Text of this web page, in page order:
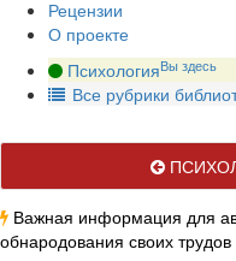
Рецензии
О проекте
ПсихологияВы здесь
Все рубрики
Важная информация для
обнародования своих трудов